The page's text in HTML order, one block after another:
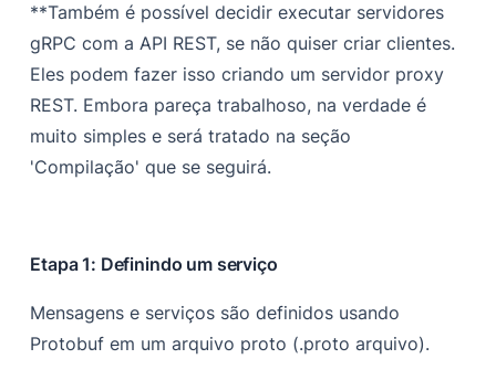
**Também é possível decidir executar servidores
gRPC com a API REST, se não quiser criar clientes.
Eles podem fazer isso criando um servidor proxy
REST. Embora pareça trabalhoso, na verdade é
muito simples e será tratado na seção
'Compilação' que se seguirá.
Etapa 1: Definindo um serviço
Mensagens e serviços são definidos usando
Protobuf em um arquivo proto (.proto arquivo).